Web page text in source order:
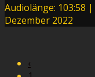
Audiolänge: 103:58 |
Dezember 2022
‹